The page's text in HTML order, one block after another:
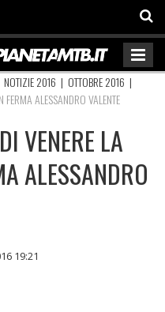
NOTIZIE 2016 | OTTOBRE 2016 |
ALESSANDRO VALENTE
VENERE LA
ALESSANDRO
19:21